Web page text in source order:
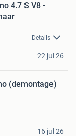
4.7 S V8 -
Details
22 jul 26
(demontage)
16 jul 26